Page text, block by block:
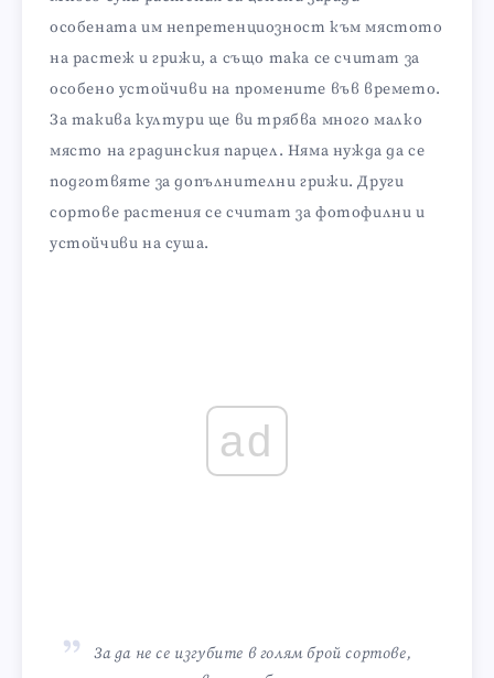
особената им непретенциозност към мястото
на растеж и грижи, а също така се считат за
особено устойчиви на промените във времето.
За такива култури ще ви трябва много малко
място на градинския парцел. Няма нужда да се
подготвяте за допълнителни грижи. Други
сортове растения се считат за фотофилни и
устойчиви на суша.
ad
За да не се изгубите в голям брой сортове,